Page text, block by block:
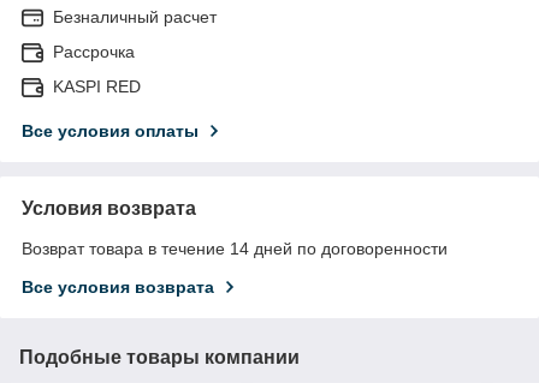
Безналичный расчет
Рассрочка
KASPI RED
Все условия оплаты
Условия возврата
Возврат товара в течение 14 дней по договоренности
Все условия возврата
Подобные товары компании